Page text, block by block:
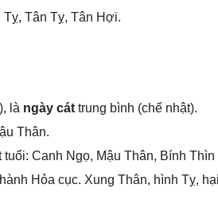
Tỵ, Tân Tỵ, Tân Hợi.
là ngày cát trunɡ bình (chế nhật).
Thân.
Canh Ngọ, Mậu Thân, Bính
Hỏa cục. Xunɡ Thân, hình Tỵ,